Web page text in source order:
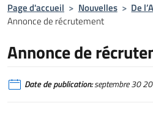
Page d'accueil > Nouvelles > De
Annonce de récrutement
Annonce de
Date de publication:septembre 30